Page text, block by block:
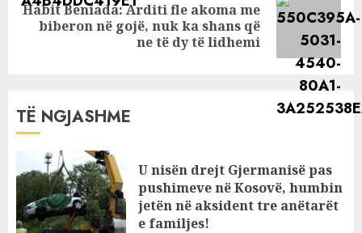
Next
Habit Beniada: Arditi fle akoma me
biberon në gojë, nuk ka shans që
ne të dy të lidhemi
TË NGJASHME
U nisën drejt Gjermanisë pas
pushimeve në Kosovë, humbin
jetën në aksident tre anëtarët
e familjes!